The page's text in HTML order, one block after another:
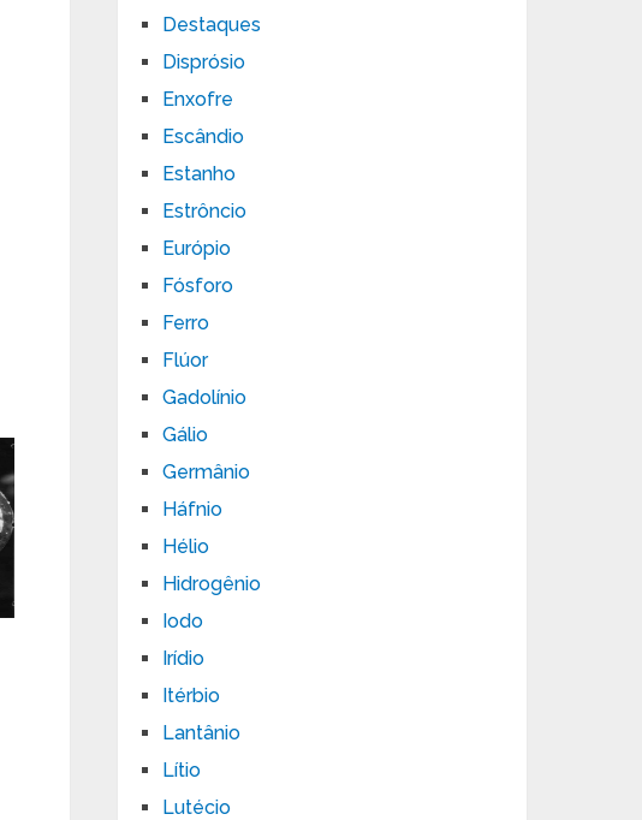
Destaques
Disprósio
Enxofre
Escândio
Estanho
Estrôncio
Európio
Fósforo
Ferro
Flúor
Gadolínio
Gálio
Germânio
Háfnio
Hélio
Hidrogênio
Iodo
Irídio
Itérbio
Lantânio
Lítio
Lutécio